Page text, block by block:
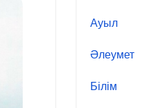
Ауыл
Әлеумет
Білім